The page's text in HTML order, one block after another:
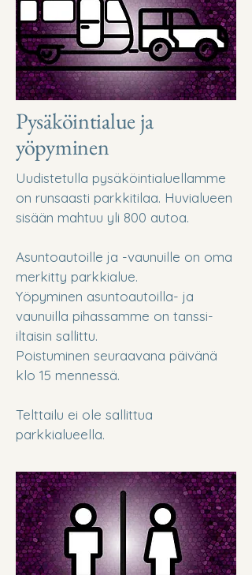
Pysäköintialue ja
yöpyminen
Uudistetulla pysäköintialuellamme
on runsaasti parkkitilaa. Huvialueen
sisään mahtuu yli 800 autoa.
Asuntoautoille ja -vaunuille on oma
merkitty parkkialue.
Yöpyminen asuntoautoilla- ja
vaunuilla pihassamme on tanssi-
iltaisin sallittu.
Poistuminen seuraavana päivänä
klo 15 mennessä.
Telttailu ei ole sallittua
parkkialueella.